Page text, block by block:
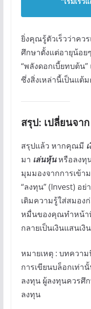
ยิ่งคุณรู้ตัวเร็วว่าควร
ศึกษาตั้งแต่อายุน้อย
“พลังดอกเบี้ยทบต้น
ซึ่งสิ่งเหล่านี้เป็นแต้
สรุป: เปลี่ยนจาก
สรุปแล้ว หากคุณมี
มา เล่นหุ้นหรือลงทุ
มุมมองจากการเข้าม
“ลงทุน” (Invest) อ
เติมความรู้ใส่สมอง
หมื่นของคุณทำหน้า
กลายเป็นเงินแสนเ
หมายเหตุ : บทควา
การเขียนบล็อกเท่า
ลงทุน ผู้ลงทุนควรศึ
ลงทุน